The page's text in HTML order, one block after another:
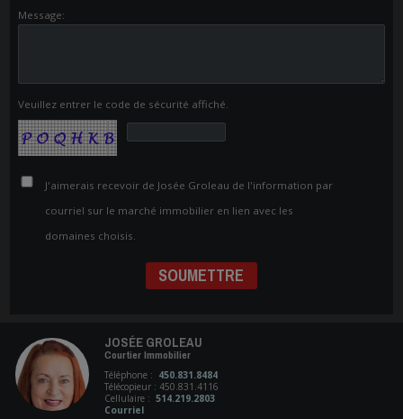
Message:
Veuillez entrer le code de sécurité affiché.
J'aimerais recevoir de Josée Groleau de l'information par
courriel sur le marché immobilier en lien avec les
domaines choisis.
JOSÉE GROLEAU
Courtier Immobilier
Téléphone : 450.831.8484
Télécopieur : 450.831.4116
Cellulaire : 514.219.2803
Courriel